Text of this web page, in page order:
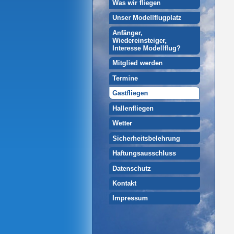
Was wir fliegen
Unser Modellflugplatz
Anfänger,
Wiedereinsteiger,
Interesse Modellflug?
Mitglied werden
Termine
Gastfliegen
Hallenfliegen
Wetter
Sicherheitsbelehrung
Haftungsausschluss
Datenschutz
Kontakt
Impressum